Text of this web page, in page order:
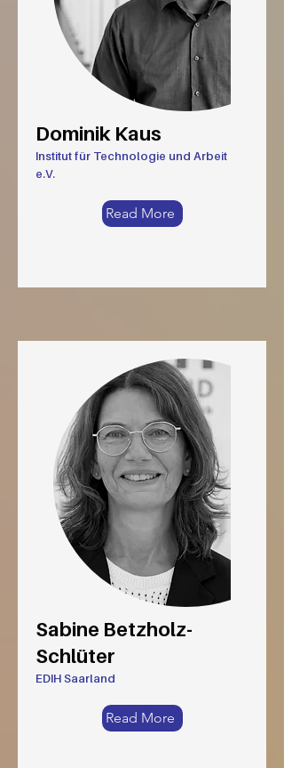
Dominik Kaus
Institut für Technologie und Arbeit
e.V.
Read More
Sabine Betzholz-
Schlüter
EDIH Saarland
Read More